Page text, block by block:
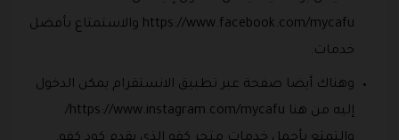
https://www.facebook.com/mycafu والاستمتاع بأفضل
خدمات.
وهناك أيضا صفحة عبر تطبيق الانستقرام يمكن الدخول
إليه من هنا https://www.instagram.com/mycafu/